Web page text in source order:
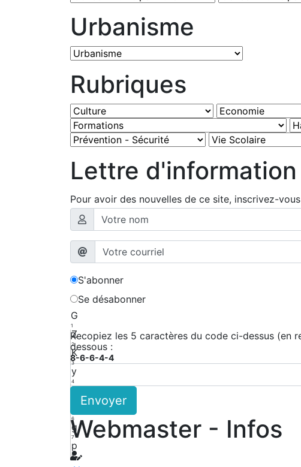
Urbanisme
Rubriques
Lettre d'information
Pour avoir des nouvelles de ce site, inscrivez-
S'abonner
Se désabonner
G
1
Z
2
K
3
y
4
A
6
g
7
p
8
Recopiez les 5 caractères du code ci-dessus (en
dessous :
8-6-6-4-4
Envoyer
Webmaster - Infos